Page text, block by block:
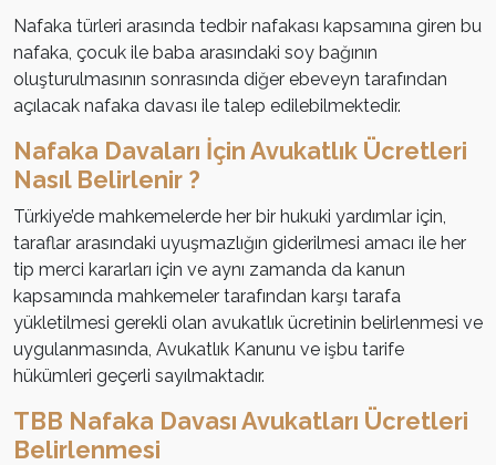
Nafaka türleri arasında tedbir nafakası kapsamına giren bu
nafaka, çocuk ile baba arasındaki soy bağının
oluşturulmasının sonrasında diğer ebeveyn tarafından
açılacak nafaka davası ile talep edilebilmektedir.
Nafaka Davaları İçin Avukatlık Ücretleri
Nasıl Belirlenir ?
Türkiye’de mahkemelerde her bir hukuki yardımlar için,
taraflar arasındaki uyuşmazlığın giderilmesi amacı ile her
tip merci kararları için ve aynı zamanda da kanun
kapsamında mahkemeler tarafından karşı tarafa
yükletilmesi gerekli olan avukatlık ücretinin belirlenmesi ve
uygulanmasında, Avukatlık Kanunu ve işbu tarife
hükümleri geçerli sayılmaktadır.
TBB Nafaka Davası Avukatları Ücretleri
Belirlenmesi